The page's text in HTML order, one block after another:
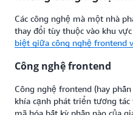
Các công nghệ mà một nhà
thay đổi tùy thuộc vào khu
biệt giữa công nghệ frontend
Công nghệ frontend
Công nghệ frontend (hay
khía cạnh phát triển tương
mã hóa bất kỳ phần nào của